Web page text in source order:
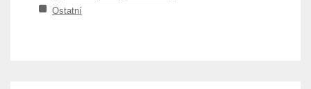
Ostatní